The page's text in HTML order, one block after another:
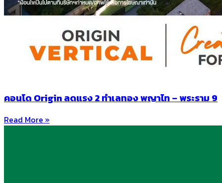
คอนโด Origin ลดแรง 2 ทำเลทอง พญาไท – พระราม 9
Read More »